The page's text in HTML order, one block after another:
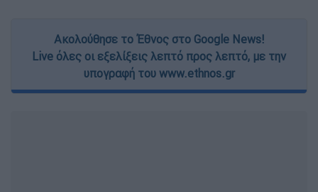
Ακολούθησε το Έθνος στο Google News!
Live όλες οι εξελίξεις λεπτό προς λεπτό, με την
υπογραφή του www.ethnos.gr